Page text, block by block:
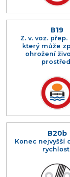
B19
Z. v. voz.
který může
ohrožení
B20b
Konec nejvyšší